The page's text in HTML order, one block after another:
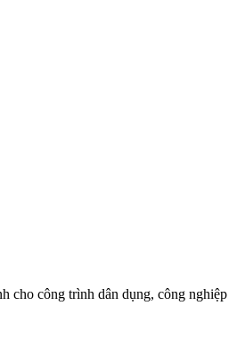
cho công trình dân dụng, công nghiệp